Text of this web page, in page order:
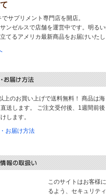
サプリメント専門店を開店。
ンゼルスで店舗を運営中です。明る
てるアメリカ最新商品をお届けいたし
上のお買い上げで送料無料！ 商品は海
送します。 ご注文受付後、1週間前後
します。
お届け方法
このサイトはお客様
るよう、セキュリテ